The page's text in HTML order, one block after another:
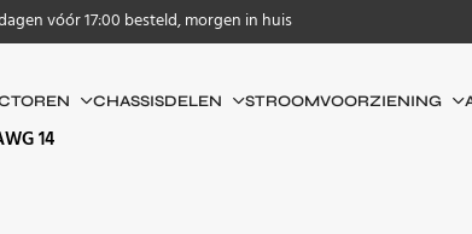
vóór 17:00 besteld, morgen in huis
CHASSISDELEN STROOMVOORZIENING
14